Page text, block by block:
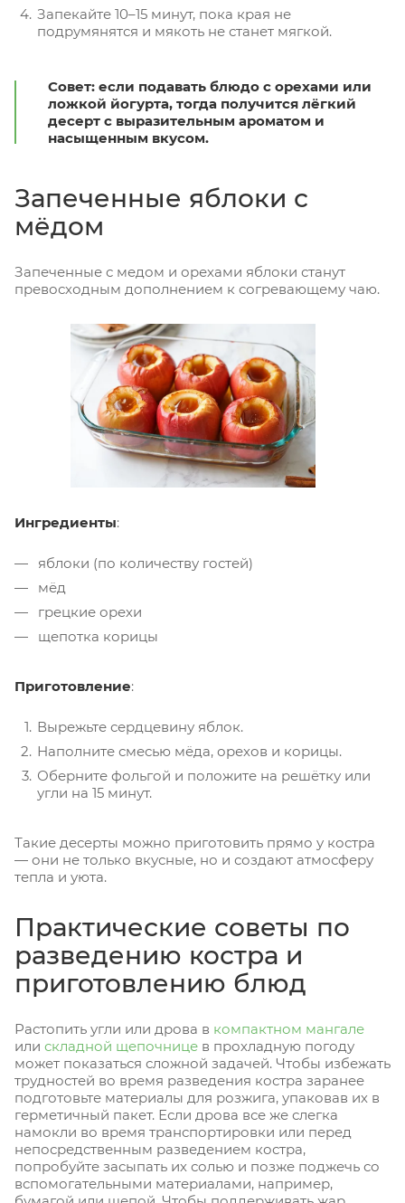
Запекайте 10–15 минут, пока края не
подрумянятся и мякоть не станет мягкой.
Совет: если подавать блюдо с орехами или
ложкой йогурта, тогда получится лёгкий
десерт с выразительным ароматом и
насыщенным вкусом.
Запеченные яблоки с
мёдом
Запеченные с медом и орехами яблоки станут
превосходным дополнением к согревающему чаю.
Ингредиенты:
яблоки (по количеству гостей)
мёд
грецкие орехи
щепотка корицы
Приготовление:
Вырежьте сердцевину яблок.
Наполните смесью мёда, орехов и корицы.
Оберните фольгой и положите на решётку или
угли на 15 минут.
Такие десерты можно приготовить прямо у костра
— они не только вкусные, но и создают атмосферу
тепла и уюта.
Практические советы по
разведению костра и
приготовлению блюд
Растопить угли или дрова в компактном мангале
или складной щепочнице в прохладную погоду
может показаться сложной задачей. Чтобы избежать
трудностей во время разведения костра заранее
подготовьте материалы для розжига, упаковав их в
герметичный пакет. Если дрова все же слегка
намокли во время транспортировки или перед
непосредственным разведением костра,
попробуйте засыпать их солью и позже поджечь со
вспомогательными материалами, например,